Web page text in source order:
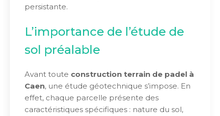
persistante.
L’importance de l’étude de
sol préalable
Avant toute construction terrain de padel à
Caen, une étude géotechnique s’impose. En
effet, chaque parcelle présente des
caractéristiques spécifiques : nature du sol,